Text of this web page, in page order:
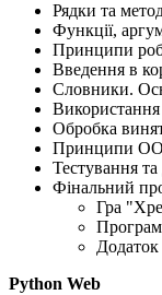
Рядки та
Функції,
Принципи
Введення в
Словники.
Використання
Обробка
Принципи
Тестування
Фінальний
Гра
Python Web